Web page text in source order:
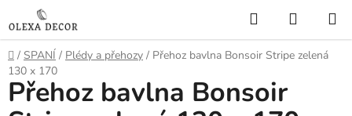
na
obsah
Hledat
KOŠÍK
Domů
/ SPANÍ / Plédy a přehozy / Přehoz bavlna Bonsoir Stripe zelená
130 x 170
Přehoz bavlna Bonsoir